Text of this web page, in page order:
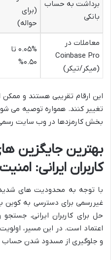
برداشت به حساب
بانکی
(برای
حواله)
معاملات در
Coinbase Pro
(میکر/تیکر)
۰.۰۵% تا
۰.۵۰%
این ارقام تقریبی هستند و
تغییر کنند. همواره توصیه می
بخش کارمزدها در وب سایت
بهترین جایگزین
کاربران ایرانی:
با توجه به محدودیت های
غیررسمی برای دسترسی به کوین
حل برای کاربران ایرانی،
اعتماد است. در این مسیر،
و جلوگیری از مسدود شدن حساب